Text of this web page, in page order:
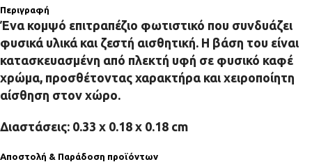
Περιγραφή
Ένα κομψό επιτραπέζιο φωτιστικό που συνδυάζει
φυσικά υλικά και ζεστή αισθητική. Η βάση του είναι
κατασκευασμένη από πλεκτή υφή σε φυσικό καφέ
χρώμα, προσθέτοντας χαρακτήρα και χειροποίητη
αίσθηση στον χώρο.
Διαστάσεις: 0.33 x 0.18 x 0.18 cm
Αποστολή & Παράδοση προϊόντων